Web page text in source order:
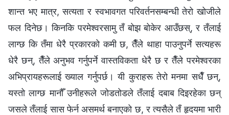
शान्त भए मात्र, सत्यता र स्वभावगत परिवर्तनसम्बन्धी तेरो खोजीले
फल दिनेछ। किनकि परमेश्‍वरसामु तँ बोझ बोकेर आउँछस्, र तँलाई
लाग्छ कि तँमा धेरै प्रकारको कमी छ, तैँले थाहा पाउनुपर्ने सत्यहरू
धेरै छन्, तैँले अनुभव गर्नुपर्ने वास्तविकता धेरै छ र तैँले परमेश्‍वरका
अभिप्रायहरूलाई ख्याल गर्नुपर्छ। यी कुराहरू तेरो मनमा सधैँ छन्,
यस्तो लाग्छ मानौँ उनीहरूले जोडतोडले तँलाई दबाब दिइरहेका छन्
जसले तँलाई सास फेर्न असमर्थ बनाएको छ, र त्यसैले तँ हृदयमा भारी